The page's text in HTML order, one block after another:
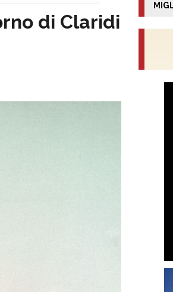
di Claridi